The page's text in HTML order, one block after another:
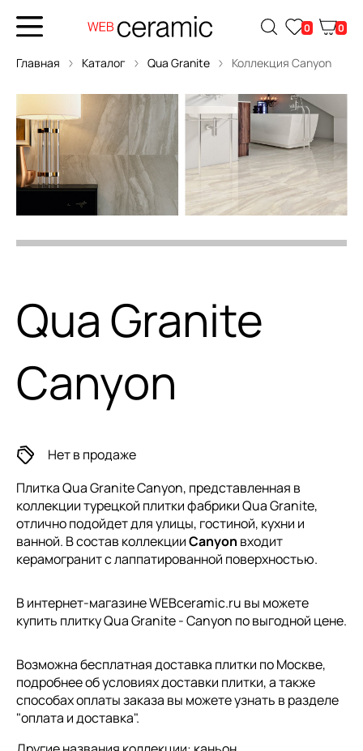
0 0
Главная Каталог Qua Granite Коллекция Canyon
Qua Granite
Canyon
Нет в продаже
Плитка Qua Granite Canyon, представленная в
коллекциитурецкой плиткифабрики Qua Granite,
отлично подойдет для улицы, гостиной, кухни и
ванной. В состав коллекцииCanyon входит
керамогранит с лаппатированной поверхностью.
В интернет-магазине WEBceramic.ru вы можете
купить плитку Qua Granite - Canyon по выгодной цене.
Возможна бесплатная доставка плитки по Москве,
подробнее об условиях доставки плитки, а также
способах оплаты заказа вы можете узнать в разделе
"оплата и доставка".